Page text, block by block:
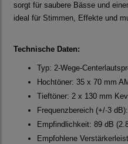
sorgt für saubere Bässe und
ideal für Stimmen, Effekte und
Technische Daten:
Typ: 2-Wege-
Hochtöner: 35 x 70 mm
Tieftöner: 2 x 130 mm
Frequenzbereich (+/-3
Empfindlichkeit: 89 dB
Empfohlene